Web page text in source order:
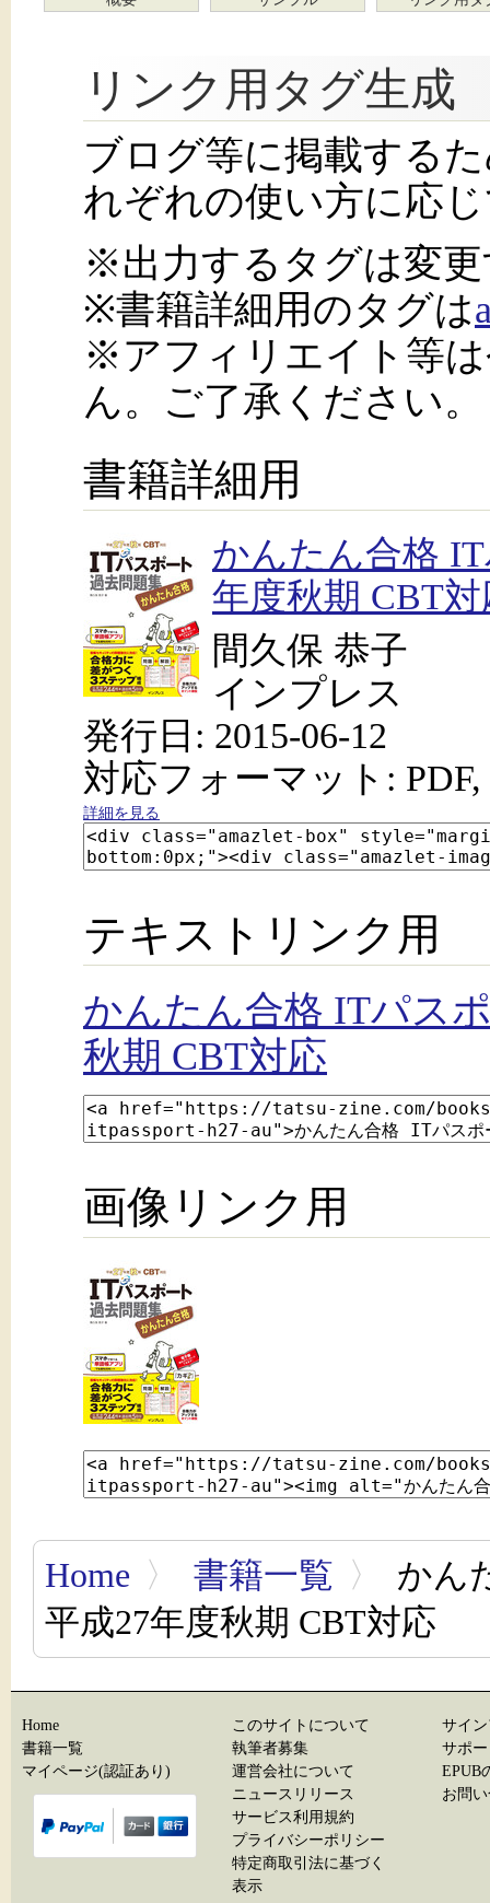
リンク用タグ生成
ブログ等に掲載する
れぞれの使い方に応
※出力するタグは変
※書籍詳細用のタグは
※アフィリエイト等
ん。ご了承ください。
書籍詳細用
かんたん合格
年度秋期 CBT
間久保 恭子
インプレス
発行日: 2015-06-12
対応フォーマット: PDF,
詳細を見る
テキストリンク用
かんたん合格 ITパス
秋期 CBT対応
画像リンク用
Home 〉 書籍一覧 〉
かん
平成27年度秋期 CBT対応
Home
書籍一覧
マイページ(認証あり)
このサイトについて
執筆者募集
運営会社について
ニュースリリース
サービス利用規約
プライバシーポリシー
特定商取引法に基づく
表示
サイ
サポ
EPUB
お問